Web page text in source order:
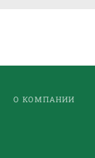
О КОМПАНИИ